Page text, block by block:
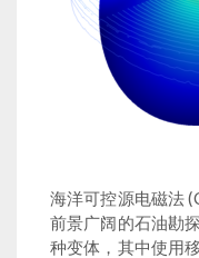
海洋可控源电磁法
前景广阔的石油勘
种变体，其中使用